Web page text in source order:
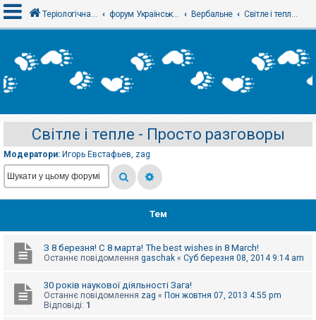
х
і
е
є
с
т
р
а
Т
м
б
Теріологічна школа форум Українського теріологічного товариства Вербальне Світле і тепле - Просто разговоры
Світле і тепле - Просто разговоры
Модератори: Игорь Евстафьев, zag
Тем
З 8 березня! С 8 марта! The best wishes in 8 March!
Останнє повідомлення gaschak « Суб березня 08, 2014 9:14 am
30 років наукової діяльності Зага!
Останнє повідомлення zag « Пон жовтня 07, 2013 4:55 pm
Відповіді: 1